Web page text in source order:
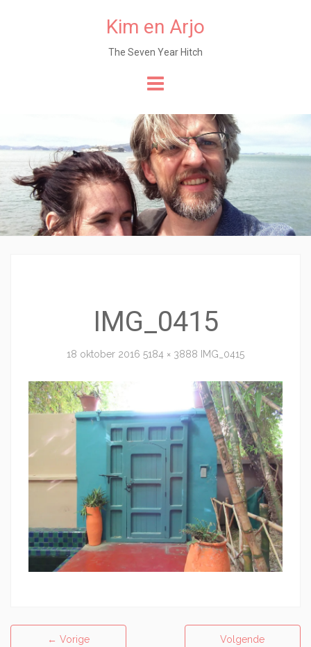
Kim en Arjo
The Seven Year Hitch
content
IMG_0415
18 oktober 2016 5184 × 3888 IMG_0415
← Vorige
Volgende